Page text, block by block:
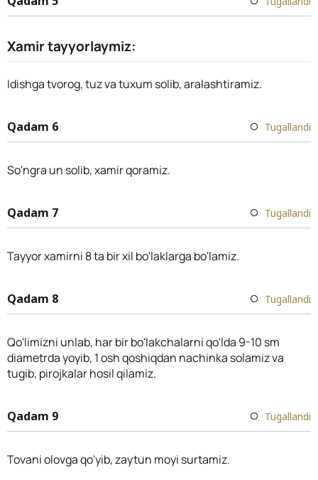
Xamir tayyorlaymiz:
Idishga tvorog, tuz va tuxum solib, aralashtiramiz.
Qadam 6 Tugallandi
So'ngra un solib, xamir qoramiz.
Qadam 7 Tugallandi
Tayyor xamirni 8 ta bir xil bo'laklarga bo'lamiz.
Qadam 8 Tugallandi
Qo'limizni unlab, har bir bo'lakchalarni qo'lda 9-10 sm
diametrda yoyib, 1 osh qoshiqdan nachinka solamiz va
tugib, pirojkalar hosil qilamiz.
Qadam 9 Tugallandi
Tovani olovga qo'yib, zaytun moyi surtamiz.